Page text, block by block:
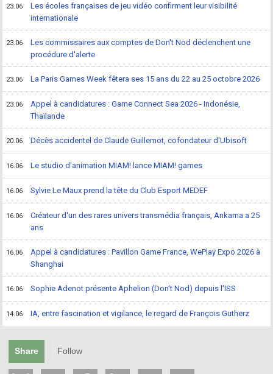
23.06
Les écoles françaises de jeu vidéo confirment leur visibilité
internationale
23.06
Les commissaires aux comptes de Don't Nod déclenchent une
procédure d'alerte
23.06 La Paris Games Week fêtera ses 15 ans du 22 au 25 octobre 2026
23.06
Appel à candidatures : Game Connect Sea 2026 - Indonésie,
Thaïlande
20.06 Décès accidentel de Claude Guillemot, cofondateur d'Ubisoft
16.06 Le studio d'animation MIAM! lance MIAM! games
16.06 Sylvie Le Maux prend la tête du Club Esport MEDEF
16.06
Créateur d'un des rares univers transmédia français, Ankama a 25
ans
16.06
Appel à candidatures : Pavillon Game France, WePlay Expo 2026 à
Shanghai
16.06 Sophie Adenot présente Aphelion (Don't Nod) depuis l'ISS
14.06 IA, entre fascination et vigilance, le regard de François Gutherz
Share Follow